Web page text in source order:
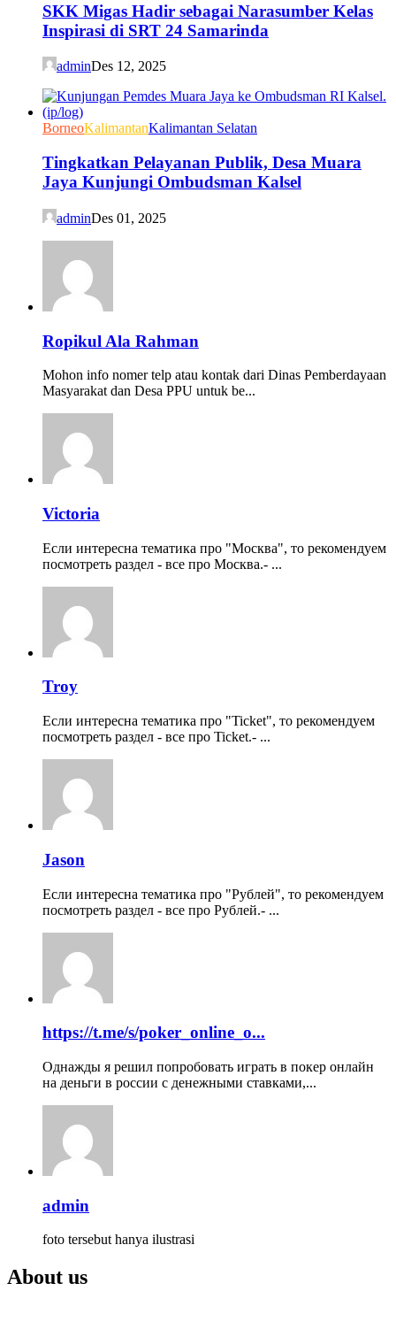
SKK Migas Hadir sebagai Narasumber Kelas
Inspirasi di SRT 24 Samarinda
adminDes 12, 2025
BorneoKalimantanKalimantan Selatan
Tingkatkan Pelayanan Publik, Desa Muara
Jaya Kunjungi Ombudsman Kalsel
adminDes 01, 2025
Ropikul Ala Rahman
Mohon info nomer telp atau kontak dari Dinas Pemberdayaan
Masyarakat dan Desa PPU untuk be...
Victoria
Если интересна тематика про "Москва", то рекомендуем
посмотреть раздел - все про Москва.- ...
Troy
Если интересна тематика про "Ticket", то рекомендуем
посмотреть раздел - все про Ticket.- ...
Jason
Если интересна тематика про "Рублей", то рекомендуем
посмотреть раздел - все про Рублей.- ...
https://t.me/s/poker_online_o...
Однажды я решил попробовать играть в покер онлайн
на деньги в россии с денежными ставками,...
admin
foto tersebut hanya ilustrasi
About us